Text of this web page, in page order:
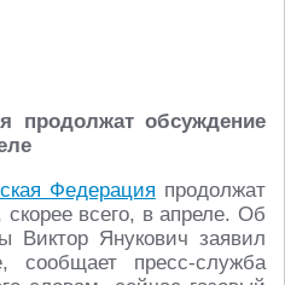
продолжат обсуждение
Федерация продолжат
всего, в апреле. Об
Виктор Янукович заявил
сообщает пресс-служба